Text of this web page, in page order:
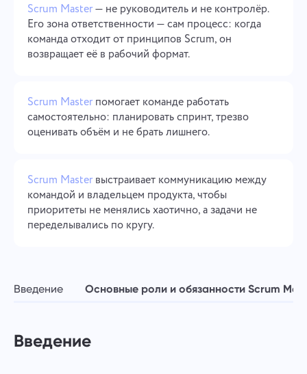
Português
Русский
ไทย
Tiếng Việt
Scrum Master— не руководитель и не контролёр.
Его зона ответственности — сам процесс: когда
команда отходит от принципов Scrum, он
возвращает её в рабочий формат.
Scrum Master помогает команде работать
самостоятельно: планировать спринт, трезво
оценивать объём и не брать лишнего.
Scrum Master выстраивает коммуникацию между
командой и владельцем продукта, чтобы
приоритеты не менялись хаотично, а задачи не
переделывались по кругу.
Введение Основные роли и обязанности Scrum
Введение
Управляйте информацией о проекте (статусы/теги) и
активностью команды в одном месте
Создавайте компанию, приглашайте пользователей и
назначайте роли для оптимизации командной работы